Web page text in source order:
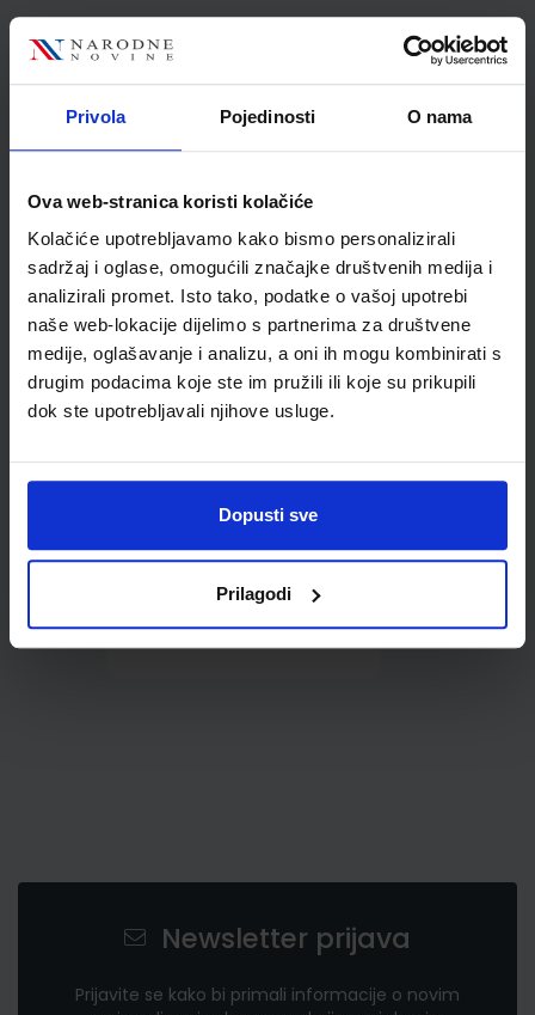
Privola Pojedinosti O nama
Ova web-stranica koristi kolačiće
Kolačiće upotrebljavamo kako bismo personalizirali
sadržaj i oglase, omogućili značajke društvenih medija i
analizirali promet. Isto tako, podatke o vašoj upotrebi
naše web-lokacije dijelimo s partnerima za društvene
medije, oglašavanje i analizu, a oni ih mogu kombinirati s
drugim podacima koje ste im pružili ili koje su prikupili
dok ste upotrebljavali njihove usluge.
Dopusti sve
Prilagodi
Kupci najčešće biraju..
Omot PVC za školske
udžbenike; dimenzije
430x277; tip 297
0,85 €
Newsletter prijava
Prijavite se kako bi primali informacije o novim